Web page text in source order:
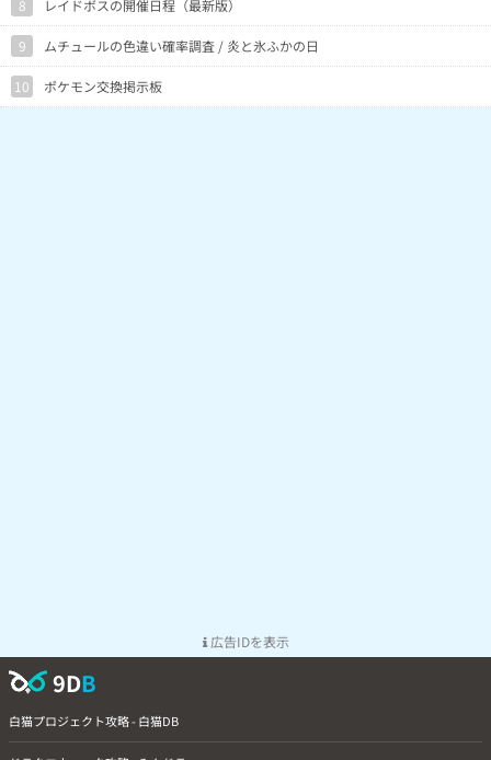
8 レイドボスの開催日程（最新版）
9 ムチュールの色違い確率調査 / 炎と氷ふかの日
10 ポケモン交換掲示板
広告IDを表示
9DB
白猫プロジェクト攻略 - 白猫DB